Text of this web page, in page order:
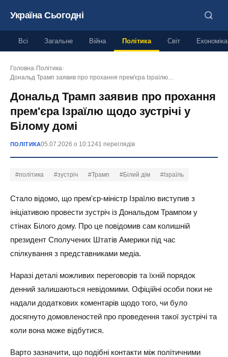
Україна Сьогодні
Всі Загальне Війна Політика Світ Економіка
Головна› Політика›
Дональд Трамп заявив про прохання прем'єра Ізраїлю…
Дональд Трамп заявив про прохання
прем'єра Ізраїлю щодо зустрічі у
Білому домі
ПОЛІТИКА05.07.2026 о 10:1241 переглядів
#політика #зустріч #Трамп #Білий дім #Ізраїль
Стало відомо, що прем'єр-міністр Ізраїлю виступив з
ініціативою провести зустріч із Дональдом Трампом у
стінах Білого дому. Про це повідомив сам колишній
президент Сполучених Штатів Америки під час
спілкування з представниками медіа.
Наразі деталі можливих переговорів та їхній порядок
денний залишаються невідомими. Офіційні особи поки не
надали додаткових коментарів щодо того, чи було
досягнуто домовленостей про проведення такої зустрічі та
коли вона може відбутися.
Варто зазначити, що подібні контакти між політичними